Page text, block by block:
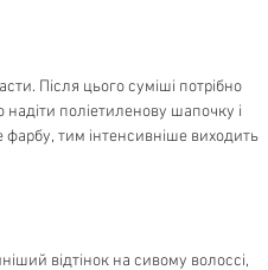
Після цього суміші потрібно
поліетиленову шапочку і
тим інтенсивніше виходить
відтінок на сивому волоссі,